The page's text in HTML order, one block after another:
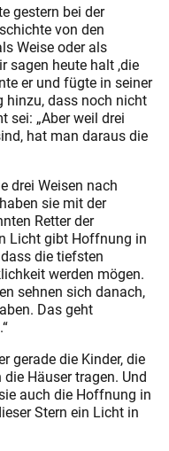
gestern bei der
von den
Weise oder als
sagen heute halt ,die
er und fügte in seiner
hinzu, dass noch nicht
sei: „Aber weil drei
hat man daraus die
drei Weisen nach
sie mit der
Retter der
Licht gibt Hoffnung in
die tiefsten
werden mögen.
sehnen sich danach,
Das geht
gerade die Kinder, die
Häuser tragen. Und
auch die Hoffnung in
Stern ein Licht in